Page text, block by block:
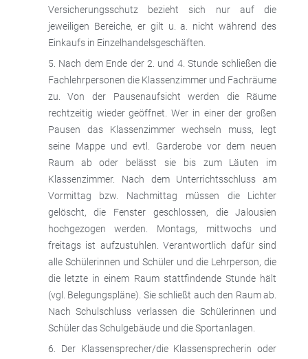
Versicherungsschutz bezieht sich nur auf die
jeweiligen Bereiche, er gilt u. a. nicht während des
Einkaufs in Einzelhandelsgeschäften.
Nach dem Ende der 2. und 4. Stunde schließen die
Fachlehrpersonen die Klassenzimmer und Fachräume
zu. Von der Pausenaufsicht werden die Räume
rechtzeitig wieder geöffnet. Wer in einer der großen
Pausen das Klassenzimmer wechseln muss, legt
seine Mappe und evtl. Garderobe vor dem neuen
Raum ab oder belässt sie bis zum Läuten im
Klassenzimmer. Nach dem Unterrichtsschluss am
Vormittag bzw. Nachmittag müssen die Lichter
gelöscht, die Fenster geschlossen, die Jalousien
hochgezogen werden. Montags, mittwochs und
freitags ist aufzustuhlen. Verantwortlich dafür sind
alle Schülerinnen und Schüler und die Lehrperson, die
die letzte in einem Raum stattfindende Stunde hält
(vgl. Belegungspläne). Sie schließt auch den Raum ab.
Nach Schulschluss verlassen die Schülerinnen und
Schüler das Schulgebäude und die Sportanlagen.
Der Klassensprecher/die Klassensprecherin oder